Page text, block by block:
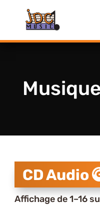
CD Audio
Affichage de 1–16